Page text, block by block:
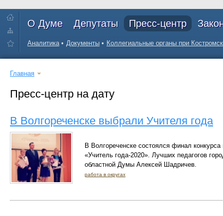
О Думе Депутаты Пресс-центр
Аналитика Документы Коллегиальные органы при
Главная
Пресс-центр на дату
В Волгореченске выбрали Учителя года
В Волгореченске состоялся финал
«Учитель года-2020». Лучших педагогов
областной Думы Алексей Шадричев.
работа в округах